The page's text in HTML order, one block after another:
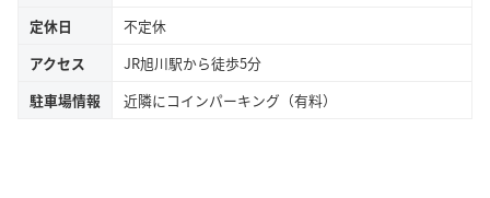
定休日
不定休
アクセス
JR旭川駅から徒歩5分
駐車場情報
近隣にコインパーキング（有料）